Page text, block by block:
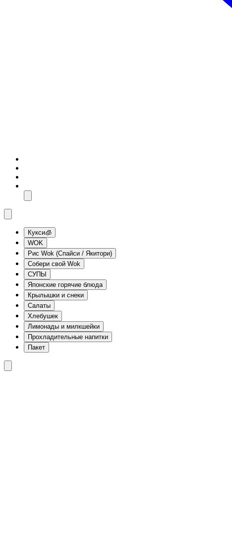
Кукси🧊
WOK
Рис Wok (Спайси / Якитори)
Собери свой Wok
СУПЫ
Японские горячие блюда
Крылышки и снеки
Салаты
Хлебушек
Лимонады и милкшейки
Прохладительные напитки
Пакет